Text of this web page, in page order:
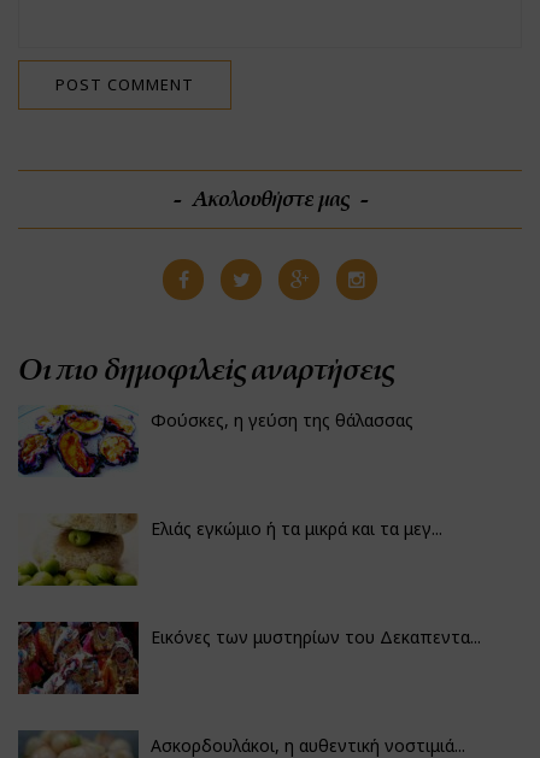
Ακολουθήστε μας
Οι πιο δημοφιλείς αναρτήσεις
Φούσκες, η γεύση της θάλασσας
Ελιάς εγκώμιο ή τα μικρά και τα μεγ...
Εικόνες των μυστηρίων του Δεκαπεντα...
Ασκορδουλάκοι, η αυθεντική νοστιμιά...